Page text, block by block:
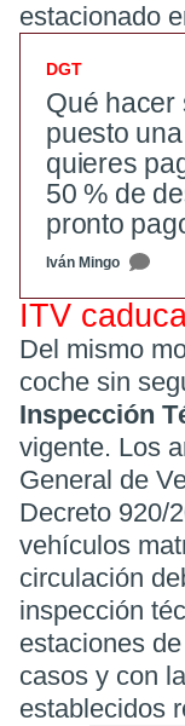
estacionado
DGT
Qué hacer
puesto
quieres
50 % de
pronto
Iván Mingo
ITV
Del mismo
coche sin
Inspección
vigente. Los
General de
Decreto 920/
vehículos
circulación
inspección
estaciones
casos y con
establecidos